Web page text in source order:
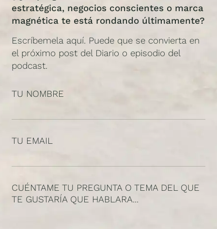
estratégica, negocios conscientes o marca
magnética te está rondando últimamente?
Escríbemela aquí. Puede que se convierta en
el próximo post del Diario o episodio del
podcast.
TU NOMBRE
TU EMAIL
CUÉNTAME TU PREGUNTA O TEMA DEL QUE
TE GUSTARÍA QUE HABLARA...